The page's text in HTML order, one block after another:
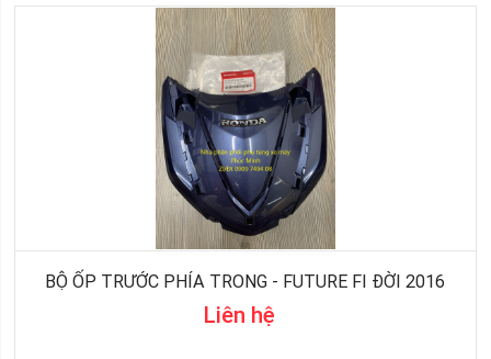
BỘ ỐP TRƯỚC PHÍA TRONG - FUTURE FI ĐỜI 2016
Liên hệ